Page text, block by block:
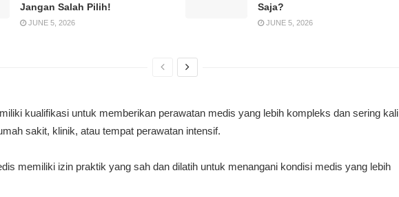
Jangan Salah Pilih!
JUNE 5, 2026
Saja?
JUNE 5, 2026
kualifikasi untuk memberikan perawatan medis yang lebih kompleks dan sering kali
sakit, klinik, atau tempat perawatan intensif.
memiliki izin praktik yang sah dan dilatih untuk menangani kondisi medis yang lebih